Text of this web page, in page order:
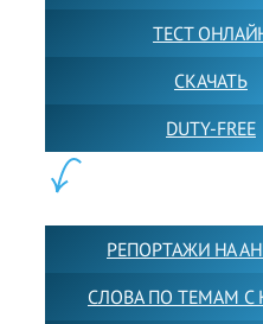
ТЕСТ
СКАЧАТЬ
DUTY-FREE
РЕПОРТАЖИ НА
СЛОВА ПО ТЕМАМ С